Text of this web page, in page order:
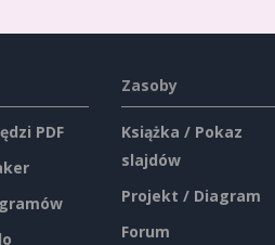
PDF
Zasoby
Książka / Pokaz
slajdów
Projekt / Diagram
Forum